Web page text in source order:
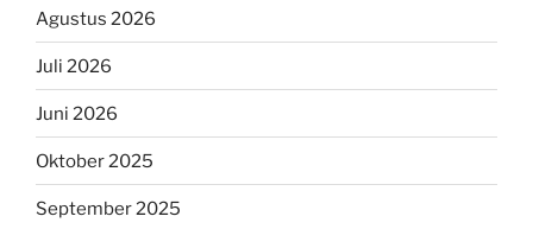
Agustus 2026
Juli 2026
Juni 2026
Oktober 2025
September 2025